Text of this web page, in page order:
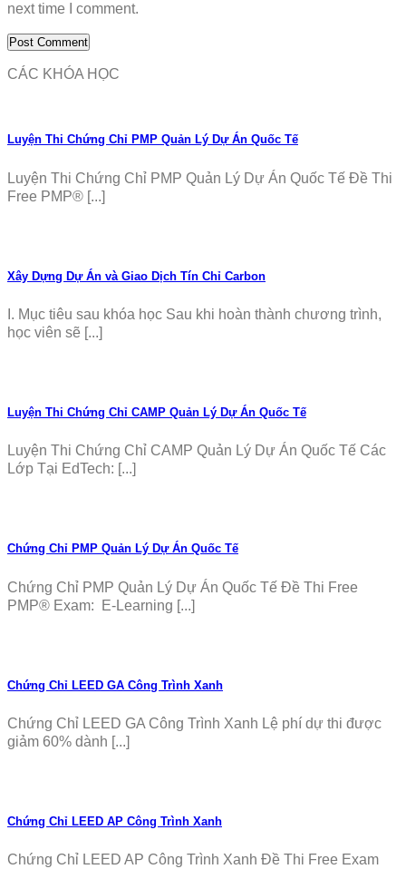
next time I comment.
CÁC KHÓA HỌC
Luyện Thi Chứng Chỉ PMP Quản Lý Dự Án Quốc Tế
Luyện Thi Chứng Chỉ PMP Quản Lý Dự Án Quốc Tế Đề Thi
Free PMP® [...]
Xây Dựng Dự Án và Giao Dịch Tín Chỉ Carbon
I. Mục tiêu sau khóa học Sau khi hoàn thành chương trình,
học viên sẽ [...]
Luyện Thi Chứng Chỉ CAMP Quản Lý Dự Án Quốc Tế
Luyện Thi Chứng Chỉ CAMP Quản Lý Dự Án Quốc Tế Các
Lớp Tại EdTech: [...]
Chứng Chỉ PMP Quản Lý Dự Án Quốc Tế
Chứng Chỉ PMP Quản Lý Dự Án Quốc Tế Đề Thi Free
PMP® Exam: E-Learning [...]
Chứng Chỉ LEED GA Công Trình Xanh
Chứng Chỉ LEED GA Công Trình Xanh Lệ phí dự thi được
giảm 60% dành [...]
Chứng Chỉ LEED AP Công Trình Xanh
Chứng Chỉ LEED AP Công Trình Xanh Đề Thi Free Exam